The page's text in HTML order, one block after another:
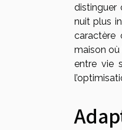
distinguer
nuit plus
caractère
maison où
entre vie